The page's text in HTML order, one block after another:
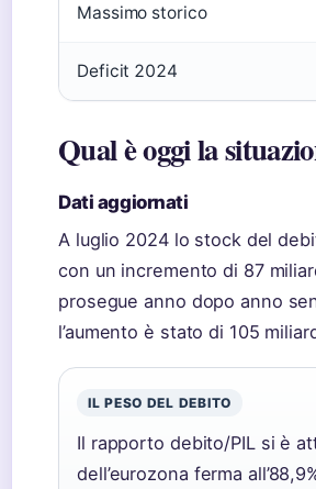
Massimo storico
Deficit 2024
Qual è oggi la
Dati aggiornati
A luglio 2024 lo stock del
con un incremento di 87
prosegue anno dopo anno
l’aumento è stato di 105
IL PESO DEL DEBITO
Il rapporto debito/PIL si è
dell’eurozona ferma